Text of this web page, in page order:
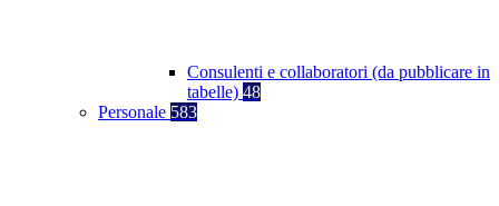
Consulenti e collaboratori (da pubblicare in
tabelle) 48
Personale 583